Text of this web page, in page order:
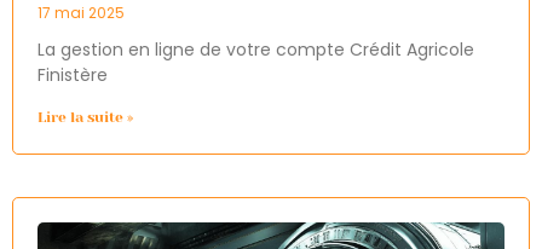
17 mai 2025
La gestion en ligne de votre compte Crédit Agricole
Finistère
Lire la suite »